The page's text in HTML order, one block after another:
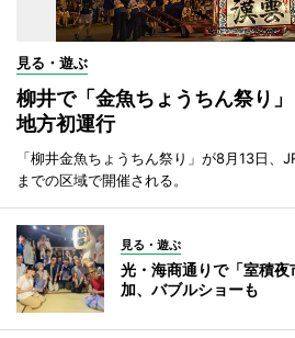
見る・遊ぶ
柳井で「金魚ちょうちん祭り
地方初運行
「柳井金魚ちょうちん祭り」が8月13日、
までの区域で開催される。
見る・遊ぶ
光・海商通りで「室積
加、バブルショーも